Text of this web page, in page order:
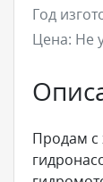
Год
Цена: Не
Продам с